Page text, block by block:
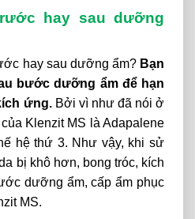
hay sau dưỡng
hay sau dưỡng ẩm? Bạn
bước dưỡng ẩm để hạn
ứng. Bởi vì như đã nói ở
Klenzit MS là Adapalene
hệ thứ 3. Như vậy, khi sử
bị khô hơn, bong tróc, kích
dưỡng ẩm, cấp ẩm phục
MS.